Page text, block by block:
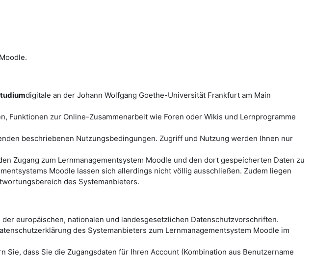
digitale an der Johann Wolfgang Goethe-Universität Frankfurt am Main
Funktionen zur Online-Zusammenarbeit wie Foren oder Wikis und Lernprogramme
beschriebenen Nutzungsbedingungen. Zugriff und Nutzung werden Ihnen nur
Zugang zum Lernmanagementsystem Moodle und den dort gespeicherten Daten zu
Moodle lassen sich allerdings nicht völlig ausschließen. Zudem liegen
des Systemanbieters.
europäischen, nationalen und landesgesetzlichen Datenschutzvorschriften.
des Systemanbieters zum Lernmanagementsystem Moodle im
dass Sie die Zugangsdaten für Ihren Account (Kombination aus Benutzername